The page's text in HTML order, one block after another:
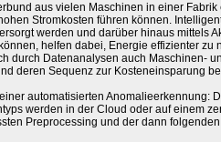
aus vielen Maschinen in einer
Stromkosten führen können.
werden und darüber hinaus mittels
helfen dabei, Energie effizienter zu
durch Datenanalysen auch Maschinen-
deren Sequenz zur Kosteneinsparung
automatisierten Anomalieerkennung:
werden in der Cloud oder auf einem
Preprocessing und der dann